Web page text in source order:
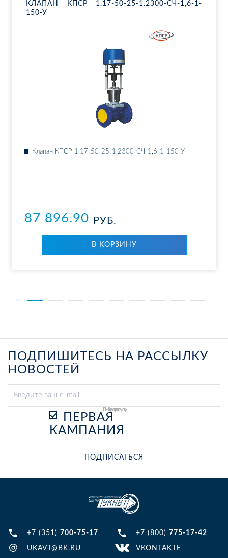
КЛА­ПАН КПСР 1.17-50-25-1.2300-СЧ-1,6-1-
150-У
Кла­пан КПСР 1.17-50-25-1.2300-СЧ-1,6-1-150-У
87 896.90 РУБ.
В КОР­ЗИ­НУ
ПОДПИШИТЕСЬ НА РАССЫЛКУ
НОВОСТЕЙ
Выберите рассылку
ПЕРВАЯ
КАМПАНИЯ
ПОДПИСАТЬСЯ
+7 (351) 700-75-17 +7 (800) 775-17-42
UKAVT@BK.RU VKONTAKTE